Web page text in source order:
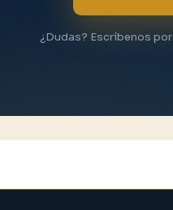
¿Dudas? Escríbenos por